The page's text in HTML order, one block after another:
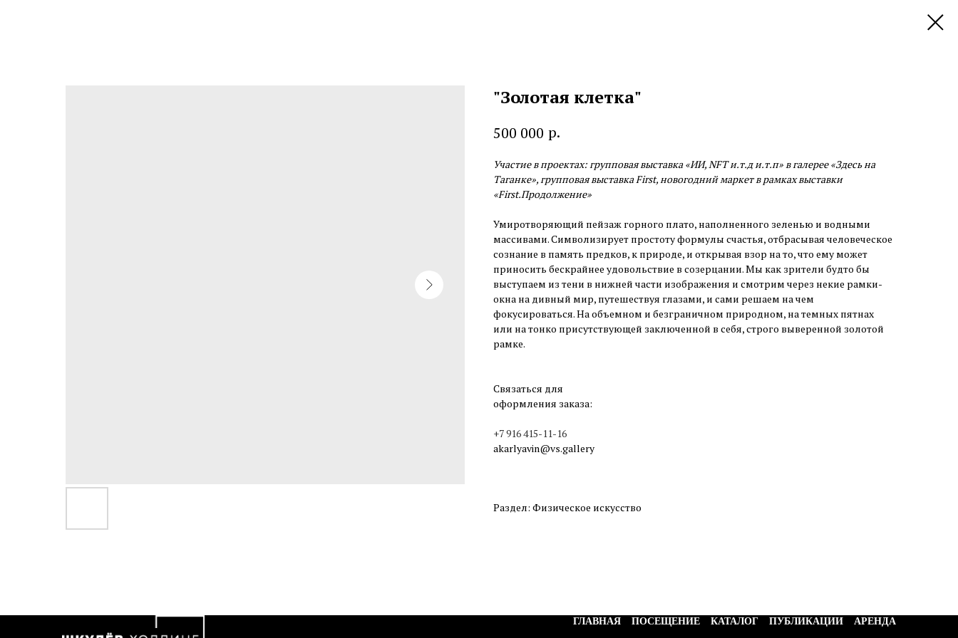
"Золотая клетка"
500 000 р.
Участие в проектах: групповая выставка «ИИ, NFT и.т.д и.т.п» в галерее «Здесь на
Таганке», групповая выставка First, новогодний маркет в рамках выставки
«First.Продолжение»
Умиротворяющий пейзаж горного плато, наполненного зеленью и водными
массивами. Символизирует простоту формулы счастья, отбрасывая человеческое
сознание в память предков, к природе, и открывая взор на то, что ему может
приносить бескрайнее удовольствие в созерцании. Мы как зрители будто бы
выступаем из тени в нижней части изображения и смотрим через некие рамки-
окна на дивный мир, путешествуя глазами, и сами решаем на чем
фокусироваться. На объемном и безграничном природном, на темных пятнах
или на тонко присутствующей заключенной в себя, строго выверенной золотой
рамке.
Связаться для
оформления заказа:
+7 916 415-11-16
akarlyavin@vs.gallery
Раздел: Физическое искусство
ГЛАВНАЯ ПОСЕЩЕНИЕ КАТАЛОГ ПУБЛИКАЦИИ АРЕНДА